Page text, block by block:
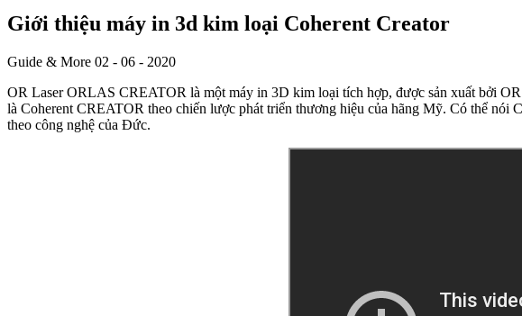
Giới thiệu máy in 3d kim loại Coherent Creator
Guide & More 02 - 06 - 2020
OR Laser ORLAS CREATOR là một máy in 3D kim loại tích hợp, được sản xuất bởi
là Coherent CREATOR theo chiến lược phát triển thương hiệu của hãng Mỹ. Có thể
theo công nghệ của Đức.